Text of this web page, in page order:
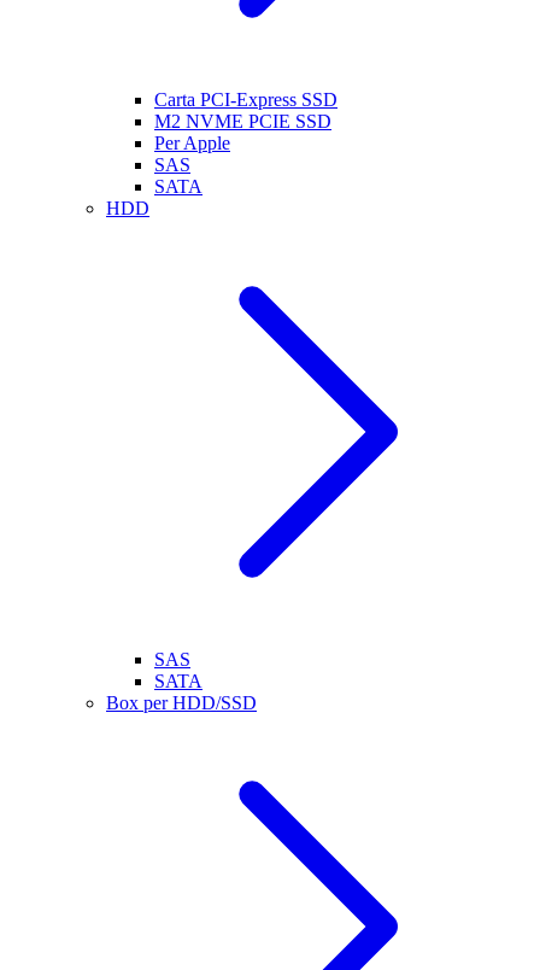
Carta PCI-Express SSD
M2 NVME PCIE SSD
Per Apple
SAS
SATA
HDD
SAS
SATA
Box per HDD/SSD